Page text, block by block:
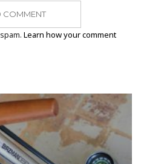
COMMENT
Learn how your comment